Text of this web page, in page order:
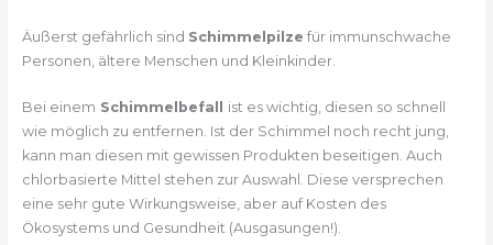
Äußerst gefährlich sind Schimmelpilze für immunschwache
Personen, ältere Menschen und Kleinkinder.
Bei einem Schimmelbefall ist es wichtig, diesen so schnell
wie möglich zu entfernen. Ist der Schimmel noch recht jung,
kann man diesen mit gewissen Produkten beseitigen. Auch
chlorbasierte Mittel stehen zur Auswahl. Diese versprechen
eine sehr gute Wirkungsweise, aber auf Kosten des
Ökosystems und Gesundheit (Ausgasungen!).